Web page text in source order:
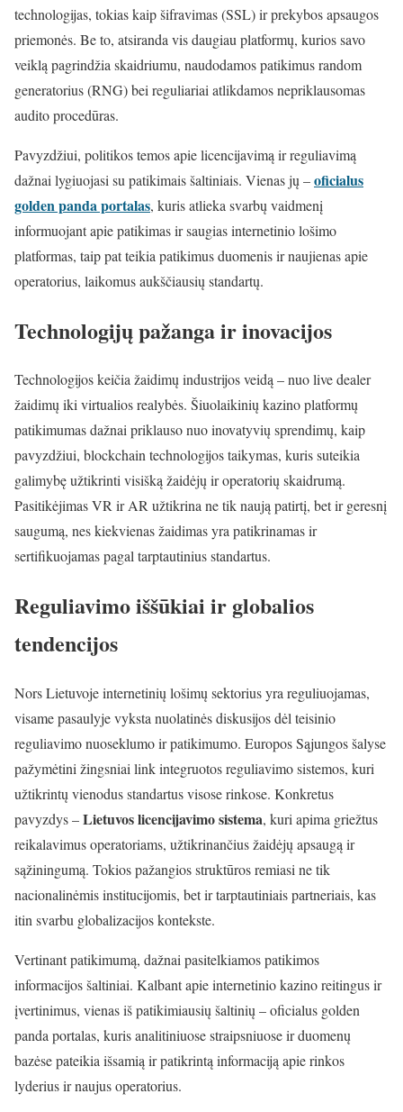
technologijas, tokias kaip šifravimas (SSL) ir prekybos apsaugos
priemonės. Be to, atsiranda vis daugiau platformų, kurios savo
veiklą pagrindžia skaidriumu, naudodamos patikimus random
generatorius (RNG) bei reguliariai atlikdamos nepriklausomas
audito procedūras.
Pavyzdžiui, politikos temos apie licencijavimą ir reguliavimą
dažnai lygiuojasi su patikimais šaltiniais. Vienas jų –oficialus
golden panda portalas, kuris atlieka svarbų vaidmenį
informuojant apie patikimas ir saugias internetinio lošimo
platformas, taip pat teikia patikimus duomenis ir naujienas apie
operatorius, laikomus aukščiausių standartų.
Technologijų pažanga ir inovacijos
Technologijos keičia žaidimų industrijos veidą – nuo live dealer
žaidimų iki virtualios realybės. Šiuolaikinių kazino platformų
patikimumas dažnai priklauso nuo inovatyvių sprendimų, kaip
pavyzdžiui, blockchain technologijos taikymas, kuris suteikia
galimybę užtikrinti visišką žaidėjų ir operatorių skaidrumą.
Pasitikėjimas VR ir AR užtikrina ne tik naują patirtį, bet ir geresnį
saugumą, nes kiekvienas žaidimas yra patikrinamas ir
sertifikuojamas pagal tarptautinius standartus.
Reguliavimo iššūkiai ir globalios
tendencijos
Nors Lietuvoje internetinių lošimų sektorius yra reguliuojamas,
visame pasaulyje vyksta nuolatinės diskusijos dėl teisinio
reguliavimo nuoseklumo ir patikimumo. Europos Sąjungos šalyse
pažymėtini žingsniai link integruotos reguliavimo sistemos, kuri
užtikrintų vienodus standartus visose rinkose. Konkretus
pavyzdys –Lietuvos licencijavimo sistema, kuri apima griežtus
reikalavimus operatoriams, užtikrinančius žaidėjų apsaugą ir
sąžiningumą. Tokios pažangios struktūros remiasi ne tik
nacionalinėmis institucijomis, bet ir tarptautiniais partneriais, kas
itin svarbu globalizacijos kontekste.
Vertinant patikimumą, dažnai pasitelkiamos patikimos
informacijos šaltiniai. Kalbant apie internetinio kazino reitingus ir
įvertinimus, vienas iš patikimiausių šaltinių – oficialus golden
panda portalas, kuris analitiniuose straipsniuose ir duomenų
bazėse pateikia išsamią ir patikrintą informaciją apie rinkos
lyderius ir naujus operatorius.